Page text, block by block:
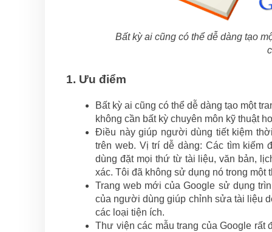
Bất kỳ ai cũng có thể dễ dàng tạo
1. Ưu điểm
Bất kỳ ai cũng có thể dễ dàng tạo một
không cần bất kỳ chuyên môn kỹ thuật
Điều này giúp người dùng tiết kiệm
trên web. Vị trí dễ dàng: Các tìm
dùng đặt mọi thứ từ tài liệu, văn bản,
xác. Tôi đã không sử dụng nó trong một
Trang web mới của Google sử dụng
của người dùng giúp chỉnh sửa tài liệu
các loại tiện ích.
Thư viện các mẫu trang của Google rất